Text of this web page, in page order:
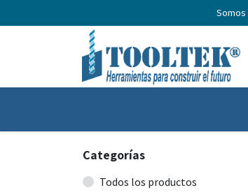
Categorías
Todos los productos